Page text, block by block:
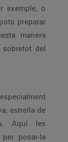
exemple, o
preparar
manera
del
estrella de
Aquí les
posar-la